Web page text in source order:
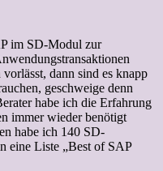
im SD-Modul zur
dann sind es knapp
geschweige denn
habe ich die Erfahrung
immer wieder benötigt
habe ich 140 SD-
eine Liste „Best of SAP